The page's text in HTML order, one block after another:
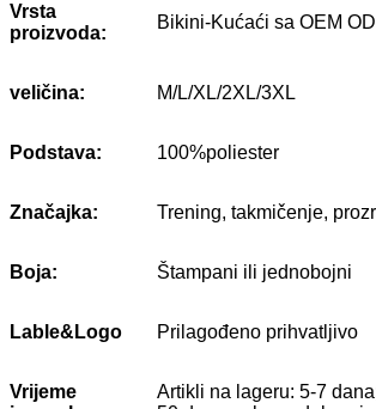
Vrsta
proizvoda:
Bikini-Kućaći sa OEM
veličina: M/L/XL/2XL/3XL
Podstava: 100%poliester
Značajka: Trening, takmičenje,
Boja: Štampani ili jednobojni
Lable&Logo Prilagođeno prihvatljivo
Vrijeme
Artikli na lageru: 5-7